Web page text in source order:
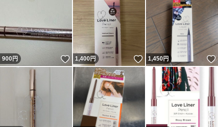
900円 いいね！
1,400円 いいね！
1,450円